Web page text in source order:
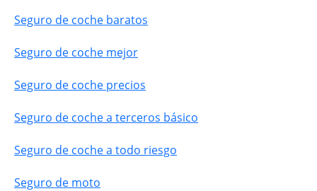
Seguro de coche baratos
Seguro de coche mejor
Seguro de coche precios
Seguro de coche a terceros básico
Seguro de coche a todo riesgo
Seguro de moto